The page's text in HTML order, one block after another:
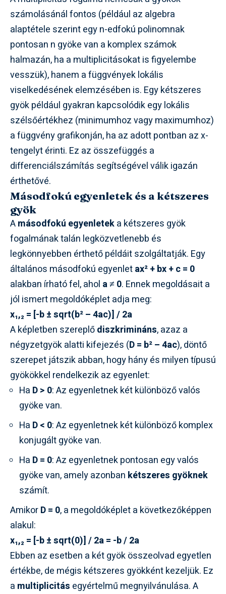
számolásánál fontos (például az algebra
alaptétele szerint egy n-edfokú polinomnak
pontosan n gyöke van a komplex számok
halmazán, ha a multiplicitásokat is figyelembe
vesszük), hanem a függvények lokális
viselkedésének elemzésében is. Egy kétszeres
gyök például gyakran kapcsolódik egy lokális
szélsőértékhez (minimumhoz vagy maximumhoz)
a függvény grafikonján, ha az adott pontban az x-
tengelyt érinti. Ez az összefüggés a
differenciálszámítás segítségével válik igazán
érthetővé.
Másodfokú egyenletek és a kétszeres
gyök
Amásodfokú egyenleteka kétszeres gyök
fogalmának talán legközvetlenebb és
legkönnyebben érthető példáit szolgáltatják. Egy
általános másodfokú egyenletax² + bx + c = 0
alakban írható fel, ahol a ≠ 0. Ennek megoldásait a
jól ismert megoldóképlet adja meg:
x₁,₂ = [-b ± sqrt(b² – 4ac)] / 2a
A képletben szereplődiszkrimináns, azaz a
négyzetgyök alatti kifejezés (D = b² – 4ac), döntő
szerepet játszik abban, hogy hány és milyen típusú
gyökökkel rendelkezik az egyenlet:
Ha D > 0: Az egyenletnek két különböző valós
gyöke van.
Ha D < 0: Az egyenletnek két különböző komplex
konjugált gyöke van.
Ha D = 0: Az egyenletnek pontosan egy valós
gyöke van, amely azonban kétszeres gyöknek
számít.
AmikorD = 0, a megoldóképlet a következőképpen
alakul:
x₁,₂ = [-b ± sqrt(0)] / 2a = -b / 2a
Ebben az esetben a két gyök összeolvad egyetlen
értékbe, de mégis kétszeres gyökként kezeljük. Ez
a multiplicitás egyértelmű megnyilvánulása. A